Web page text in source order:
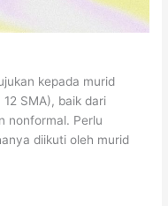
kepada murid
SMA), baik dari
nonformal. Perlu
diikuti oleh murid